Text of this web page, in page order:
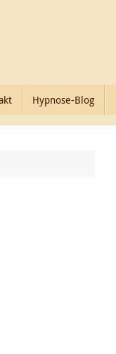
Hypnose-Blog